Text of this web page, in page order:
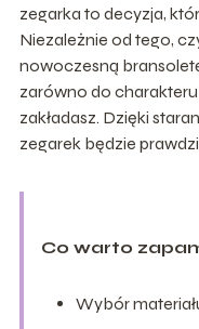
zegarka to decyzja,
Niezależnie od tego,
nowoczesną
zarówno do
zakładasz. Dzięki
zegarek będzie
Co warto
Wybór